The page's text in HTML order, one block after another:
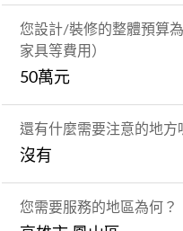
您設計/裝修的整體預算
家具等費用）
50萬元
還有什麼需要注意的地方
沒有
您需要服務的地區為何？